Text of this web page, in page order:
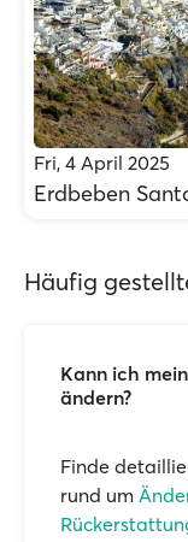
Fri, 4 April 2025
Erdbeben
Häufig
Kann ich
ändern?
Finde
rund um